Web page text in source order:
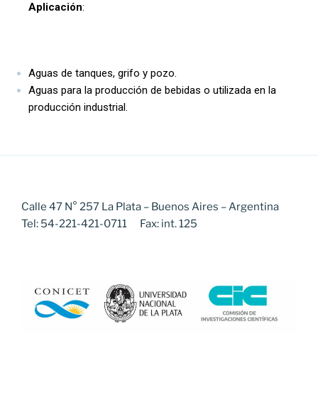
Aplicación:
Aguas de tanques, grifo y pozo.
Aguas para la producción de bebidas o utilizada en la
producción industrial.
Calle 47 N° 257 La Plata – Buenos Aires – Argentina
Tel: 54-221-421-0711 Fax: int. 125